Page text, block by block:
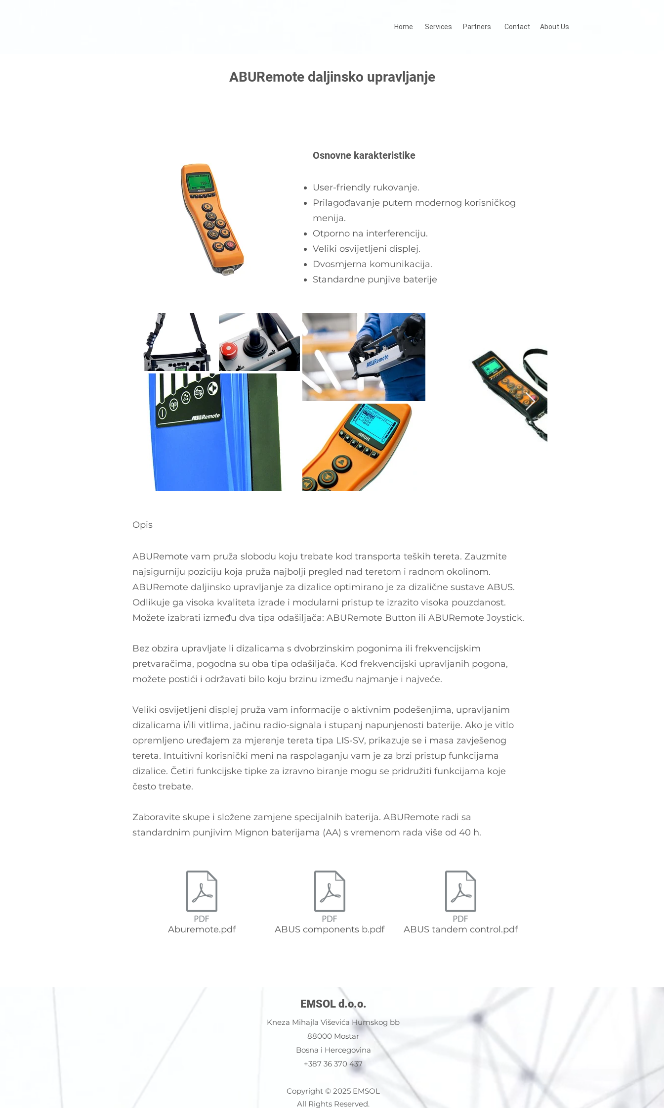
Home Services Partners Contact About Us
ABURemote daljinsko upravljanje
Osnovne karakteristike
User-friendly rukovanje.
Prilagođavanje putem modernog korisničkog
menija.
Otporno na interferenciju.
Veliki osvijetljeni displej.
Dvosmjerna komunikacija.
Standardne punjive baterije
Opis
ABURemote vam pruža slobodu koju trebate kod transporta teških tereta. Zauzmite
najsigurniju poziciju koja pruža najbolji pregled nad teretom i radnom okolinom.
ABURemote daljinsko upravljanje za dizalice optimirano je za dizalične sustave ABUS.
Odlikuje ga visoka kvaliteta izrade i modularni pristup te izrazito visoka pouzdanost.
Možete izabrati između dva tipa odašiljača: ABURemote Button ili ABURemote Joystick.
Bez obzira upravljate li dizalicama s dvobrzinskim pogonima ili frekvencijskim
pretvaračima, pogodna su oba tipa odašiljača. Kod frekvencijski upravljanih pogona,
možete postići i održavati bilo koju brzinu između najmanje i najveće.
Veliki osvijetljeni displej pruža vam informacije o aktivnim podešenjima, upravljanim
dizalicama i/ili vitlima, jačinu radio-signala i stupanj napunjenosti baterije. Ako je vitlo
opremljeno uređajem za mjerenje tereta tipa LIS-SV, prikazuje se i masa zavješenog
tereta. Intuitivni korisnički meni na raspolaganju vam je za brzi pristup funkcijama
dizalice. Četiri funkcijske tipke za izravno biranje mogu se pridružiti funkcijama koje
često trebate.
Zaboravite skupe i složene zamjene specijalnih baterija. ABURemote radi sa
standardnim punjivim Mignon baterijama (AA) s vremenom rada više od 40 h.
Aburemote.pdf ABUS components b.pdf ABUS tandem control.pdf
EMSOL d.o.o.
Kneza Mihajla Viševića Humskog bb
88000 Mostar
Bosna i Hercegovina
+387 36 370 437
Copyright © 2025 EMSOL
All Rights Reserved.